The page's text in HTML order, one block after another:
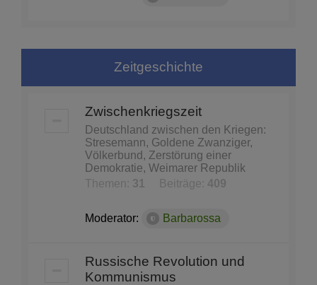
Zeitgeschichte
Zwischenkriegszeit
Deutschland zwischen den Kriegen:
Stresemann, Goldene Zwanziger,
Völkerbund, Zerstörung einer
Demokratie, Weimarer Republik
Themen: 31 Beiträge: 409
Moderator: Barbarossa
Russische Revolution und
Kommunismus